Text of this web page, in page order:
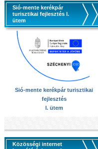
Sió-mente kerékpár
turisztikai fejlesztés I.
ütem
Sió-mente kerékpár turisztikai
fejlesztés
I. ütem
Közösségi internet